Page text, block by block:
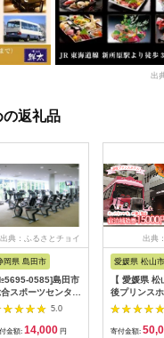
出
の返礼品
出典：ふるさとチョイ
岡県 島田市
0585]島田市
スポーツセンター
用回数券12枚綴り
プールorトレーニン
)
5.0
金額: 14,000 円
出典
愛媛県 松山市
【 愛媛県
後プリンスホ
泊補助券
四国 温泉 道
道後【
寄付金額: